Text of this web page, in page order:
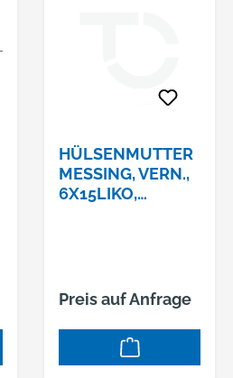
HÜLSENMUTTER
MESSING, VERN.,
6X15LIKO,
Preis auf Anfrage